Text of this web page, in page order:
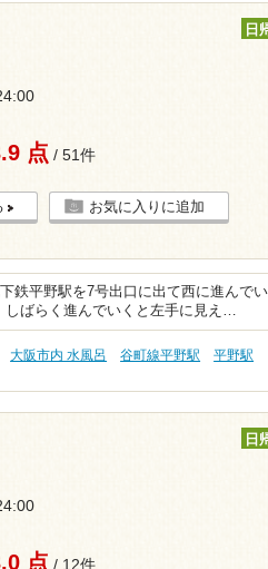
日
点 / 51件
お気に入りに追加
鉄平野駅を7号出口に出て西に進んでい
ばらく進んでいくと左手に見え…
大阪市内 水風呂 谷町線平野駅
平野駅
日
点 / 12件